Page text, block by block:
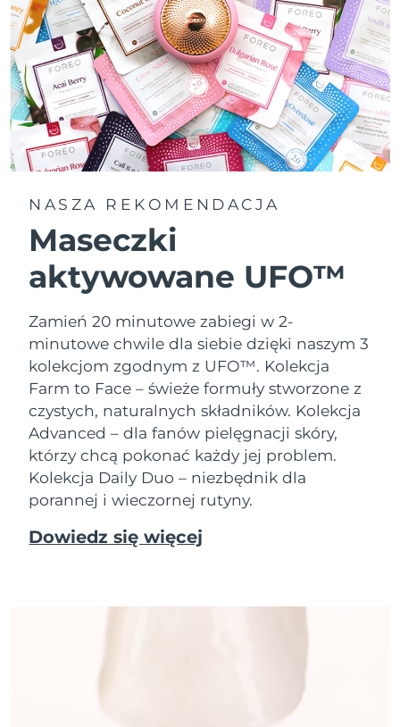
NASZA REKOMENDACJA
Maseczki
aktywowane UFO™
Zamień 20 minutowe zabiegi w 2-
minutowe chwile dla siebie dzięki naszym 3
kolekcjom zgodnym z UFO™. Kolekcja
Farm to Face – świeże formuły stworzone z
czystych, naturalnych składników. Kolekcja
Advanced – dla fanów pielęgnacji skóry,
którzy chcą pokonać każdy jej problem.
Kolekcja Daily Duo – niezbędnik dla
porannej i wieczornej rutyny.
Dowiedz się więcej